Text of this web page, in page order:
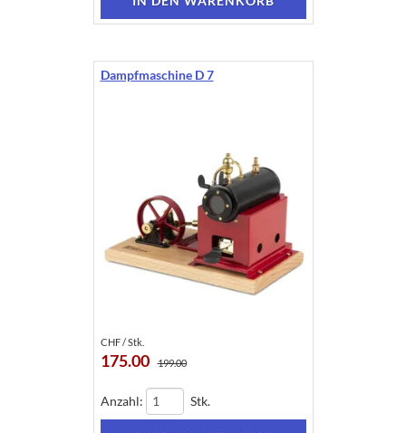
Dampfmaschine D 7
CHF / Stk.
175.00 199.00
Anzahl: Stk.